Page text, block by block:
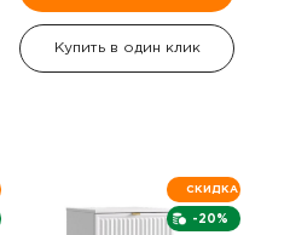
Купить в один клик
-20%
СКИДКА